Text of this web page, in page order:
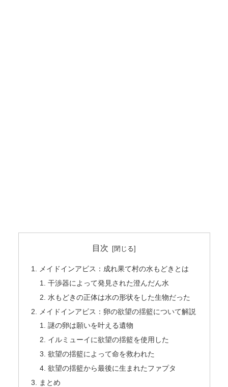
目次
メイドインアビス：成れ果て村の水もどきとは
干渉器によって発見された澄んだん水
水もどきの正体は水の形状をした生物だった
メイドインアビス：卵の欲望の揺籃について解説
謎の卵は願いを叶える遺物
イルミューイに欲望の揺籃を使用した
欲望の揺籃によって命を救われた
欲望の揺籃から最後に生まれたファプタ
まとめ